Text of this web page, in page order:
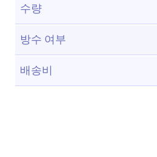
수량
방수 여부
배송비